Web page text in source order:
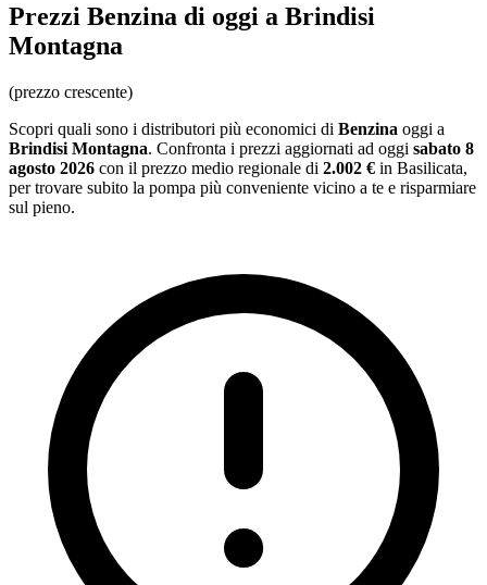
Prezzi Benzina di oggi a Brindisi
Montagna
(prezzo crescente)
Scopri quali sono i distributori più economici di Benzina oggi a
Brindisi Montagna. Confronta i prezzi aggiornati ad oggi sabato 8
agosto 2026 con il prezzo medio regionale di 2.002 € in Basilicata,
per trovare subito la pompa più conveniente vicino a te e risparmiare
sul pieno.